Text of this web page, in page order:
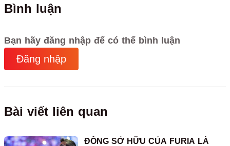
Bình luận
Bạn hãy đăng nhập để có thể bình luận
Đăng nhập
Bài viết liên quan
ĐỒNG SỞ HỮU CỦA FURIA LÀ